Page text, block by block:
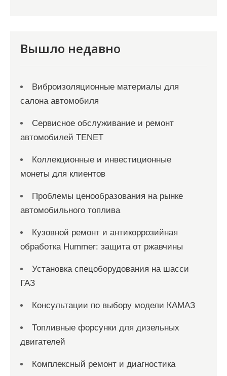
м
Вышло недавно
Виброизоляционные материалы для
салона автомобиля
Сервисное обслуживание и ремонт
автомобилей TENET
Коллекционные и инвестиционные
монеты для клиентов
Проблемы ценообразования на рынке
автомобильного топлива
Кузовной ремонт и антикоррозийная
обработка Hummer: защита от ржавчины
Установка спецоборудования на шасси
ГАЗ
Консультации по выбору модели КАМАЗ
Топливные форсунки для дизельных
двигателей
Комплексный ремонт и диагностика